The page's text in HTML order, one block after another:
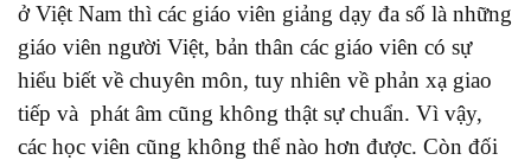
ở Việt Nam thì các giáo viên giảng dạy đa số là những
giáo viên người Việt, bản thân các giáo viên có sự
hiểu biết về chuyên môn, tuy nhiên về phản xạ giao
tiếp và phát âm cũng không thật sự chuẩn. Vì vậy,
các học viên cũng không thể nào hơn được. Còn đối